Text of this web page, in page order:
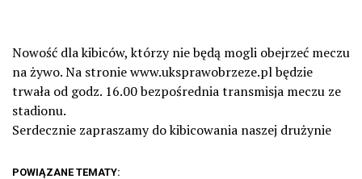
Nowość dla kibiców, którzy nie będą mogli obejrzeć meczu
na żywo. Na stronie www.uksprawobrzeze.pl będzie
trwała od godz. 16.00 bezpośrednia transmisja meczu ze
stadionu.
Serdecznie zapraszamy do kibicowania naszej drużynie
POWIĄZANE TEMATY: